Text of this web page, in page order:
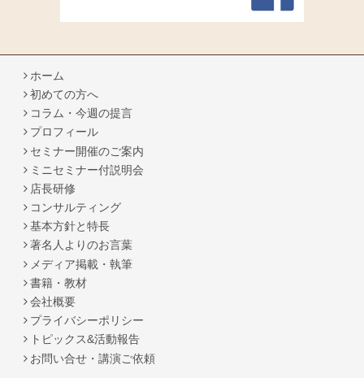
ホーム
初めての方へ
コラム・今週の提言
プロフィール
セミナー開催のご案内
ミニセミナー付説明会
店長研修
コンサルティング
基本方針と特長
著名人よりのお言葉
メディア掲載・執筆
書籍・教材
会社概要
プライバシーポリシー
トピックス&活動報告
お問い合せ・講演ご依頼